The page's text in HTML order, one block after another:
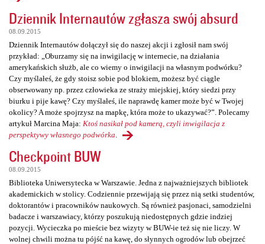
Dziennik Internautów zgłasza swój absurd
08.09.2015
Dziennik Internautów dołączył się do naszej akcji i zgłosił nam swój
przykład: „Oburzamy się na inwigilację w internecie, na działania
amerykańskich służb, ale co wiemy o inwigilacji na własnym podwórku?
Czy myślałeś, że gdy stoisz sobie pod blokiem, możesz być ciągle
obserwowany np. przez człowieka ze straży miejskiej, który siedzi przy
biurku i pije kawę? Czy myślałeś, ile naprawdę kamer może być w Twojej
okolicy? A może spojrzysz na mapkę, która może to ukazywać?”. Polecamy
artykuł Marcina Maja: Ktoś nasikał pod kamerą, czyli inwigilacja z
perspektywy własnego podwórka
Checkpoint BUW
08.09.2015
Biblioteka Uniwersytecka w Warszawie. Jedna z najważniejszych bibliotek
akademickich w stolicy. Codziennie przewijają się przez nią setki studentów,
doktorantów i pracowników naukowych. Są również pasjonaci, samodzielni
badacze i warszawiacy, którzy poszukują niedostępnych gdzie indziej
pozycji. Wycieczka po mieście bez wizyty w BUW-ie też się nie liczy. W
wolnej chwili można tu pójść na kawę, do słynnych ogrodów lub obejrzeć